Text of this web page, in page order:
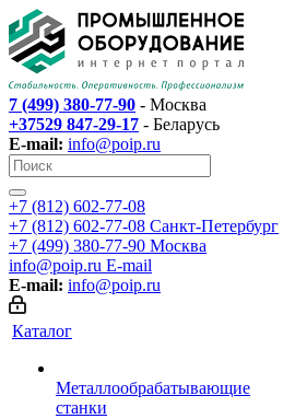
7 (499) 380-77-90 - Москва
+37529 847-29-17 - Беларусь
E-mail: info@poip.ru
+7 (812) 602-77-08
+7 (812) 602-77-08 Санкт-Петербург
+7 (499) 380-77-90 Москва
info@poip.ru E-mail
E-mail: info@poip.ru
Каталог
Металлообрабатывающие
станки